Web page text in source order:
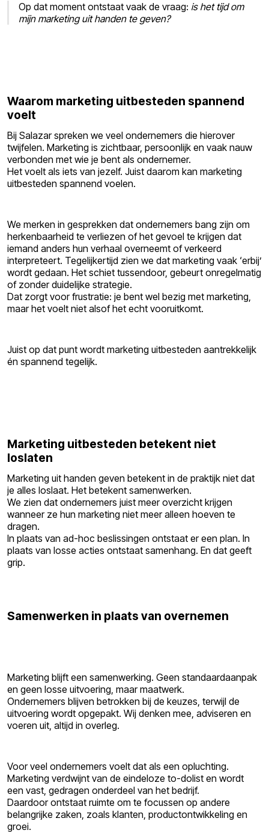
Op dat moment ontstaat vaak de vraag: is het tijd om
mijn marketing uit handen te geven?
Waarom marketing uitbesteden spannend
voelt
Bij Salazar spreken we veel ondernemers die hierover
twijfelen. Marketing is zichtbaar, persoonlijk en vaak nauw
verbonden met wie je bent als ondernemer.
Het voelt als iets van jezelf. Juist daarom kan marketing
uitbesteden spannend voelen.
We merken in gesprekken dat ondernemers bang zijn om
herkenbaarheid te verliezen of het gevoel te krijgen dat
iemand anders hun verhaal overneemt of verkeerd
interpreteert. Tegelijkertijd zien we dat marketing vaak ‘erbij’
wordt gedaan. Het schiet tussendoor, gebeurt onregelmatig
of zonder duidelijke strategie.
Dat zorgt voor frustratie: je bent wel bezig met marketing,
maar het voelt niet alsof het echt vooruitkomt.
Juist op dat punt wordt marketing uitbesteden aantrekkelijk
én spannend tegelijk.
Marketing uitbesteden betekent niet
loslaten
Marketing uit handen geven betekent in de praktijk niet dat
je alles loslaat. Het betekent samenwerken.
We zien dat ondernemers juist meer overzicht krijgen
wanneer ze hun marketing niet meer alleen hoeven te
dragen.
In plaats van ad-hoc beslissingen ontstaat er een plan. In
plaats van losse acties ontstaat samenhang. En dat geeft
grip.
Samenwerken in plaats van overnemen
Marketing blijft een samenwerking. Geen standaardaanpak
en geen losse uitvoering, maar maatwerk.
Ondernemers blijven betrokken bij de keuzes, terwijl de
uitvoering wordt opgepakt. Wij denken mee, adviseren en
voeren uit, altijd in overleg.
Voor veel ondernemers voelt dat als een opluchting.
Marketing verdwijnt van de eindeloze to-dolist en wordt
een vast, gedragen onderdeel van het bedrijf.
Daardoor ontstaat ruimte om te focussen op andere
belangrijke zaken, zoals klanten, productontwikkeling en
groei.